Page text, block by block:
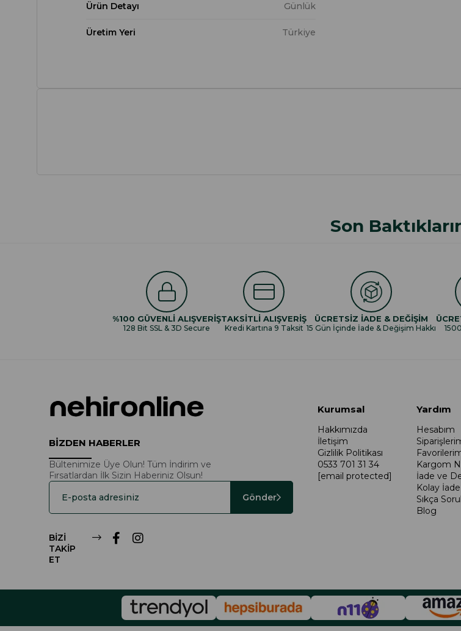
Ürün Detayı Günlük
Üretim Yeri Türkiye
Son
%100 GÜVENLİ ALIŞVERİŞ
128 Bit SSL & 3D Secure
TAKSİTLİ ALIŞVERİŞ
Kredi Kartına 9 Taksit
ÜCRETSİZ İADE & DEĞİŞİM
15 Gün İçinde İade & Değişim Hakkı
BİZDEN HABERLER
Bültenimize Üye Olun! Tüm İndirim ve
Fırsatlardan İlk Sizin Haberiniz Olsun!
Gönder
BİZİ
TAKİP
ET
Kurumsal
Hakkımızda
İletişim
Gizlilik Politikası
0533 701 31 34
[email protected]
Yardım
Hesabım
Kargom
İade ve
Kolay İade
Sıkça
Blog